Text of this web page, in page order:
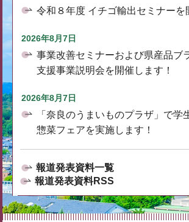
令和８年度 イチゴ輸出セミナーを
2026年8月7日
事業改善セミナーおよび県産品ブ
支援事業説明会を開催します！
2026年8月7日
「奈良のうまいものプラザ」で学
惣菜フェアを実施します！
報道発表資料一覧
報道発表資料RSS